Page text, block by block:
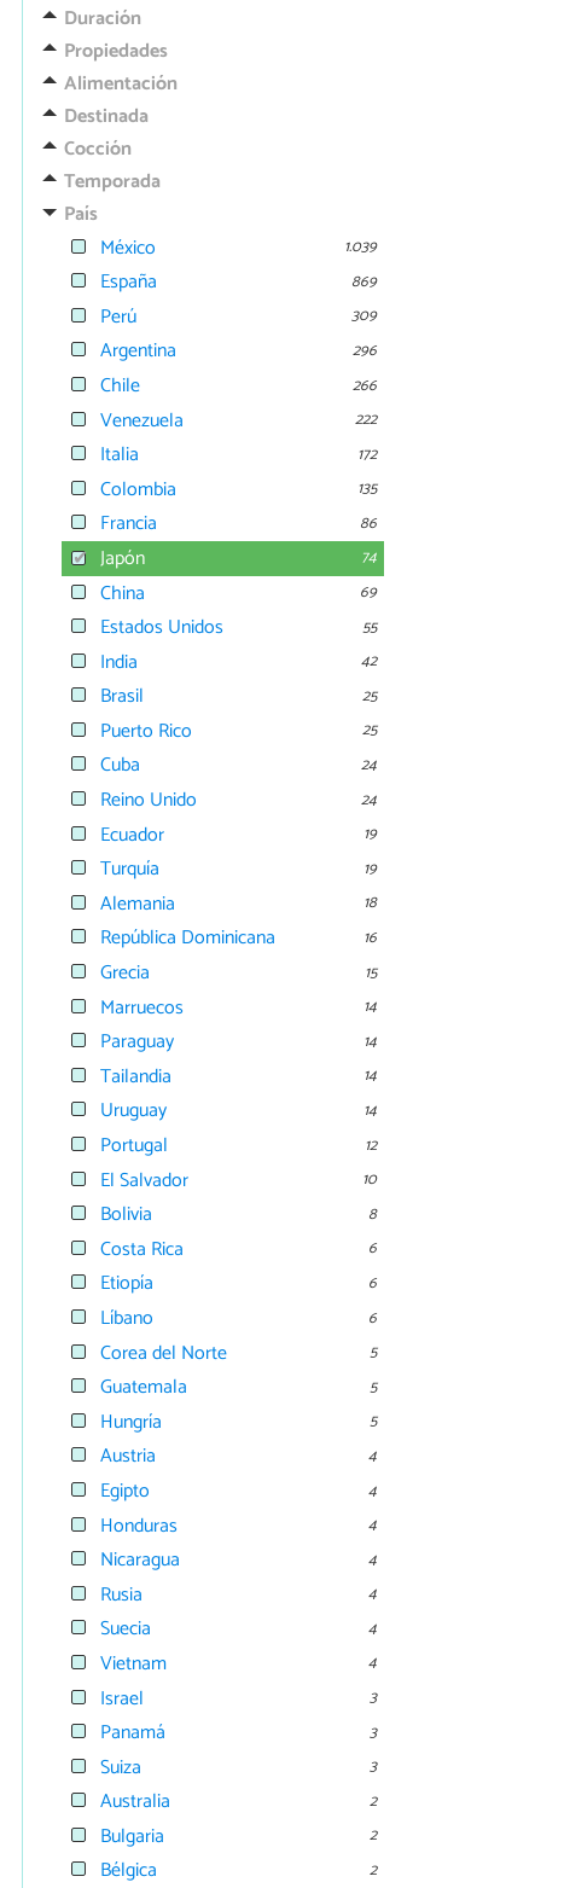
Duración
Propiedades
Alimentación
Destinada
Cocción
Temporada
País
México
1.039
España 869
Perú 309
Argentina 296
Chile 266
Venezuela 222
Italia 172
Colombia 135
Francia 86
Japón 74
China 69
Estados Unidos 55
India 42
Brasil 25
Puerto Rico 25
Cuba 24
Reino Unido 24
Ecuador 19
Turquía 19
Alemania 18
República Dominicana 16
Grecia 15
Marruecos 14
Paraguay 14
Tailandia 14
Uruguay 14
Portugal 12
El Salvador 10
Bolivia 8
Costa Rica 6
Etiopía 6
Líbano 6
Corea del Norte 5
Guatemala 5
Hungría 5
Austria 4
Egipto 4
Honduras 4
Nicaragua 4
Rusia 4
Suecia 4
Vietnam 4
Israel 3
Panamá 3
Suiza 3
Australia 2
Bulgaria 2
Bélgica 2